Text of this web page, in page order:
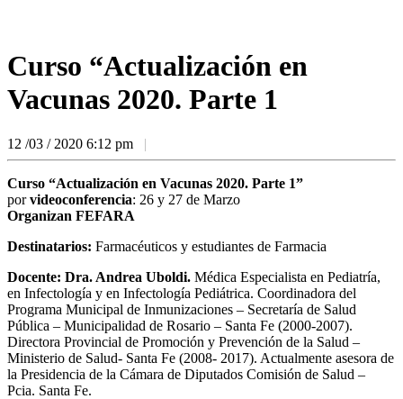
Curso “Actualización en
Vacunas 2020. Parte 1
12 /03 / 2020 6:12 pm |
Curso “Actualización en Vacunas 2020. Parte 1”
porvideoconferencia: 26 y 27 de Marzo
Organizan FEFARA
Destinatarios: Farmacéuticos y estudiantes de Farmacia
Docente: Dra. Andrea Uboldi. Médica Especialista en Pediatría,
en Infectología y en Infectología Pediátrica. Coordinadora del
Programa Municipal de Inmunizaciones – Secretaría de Salud
Pública – Municipalidad de Rosario – Santa Fe (2000-2007).
Directora Provincial de Promoción y Prevención de la Salud –
Ministerio de Salud- Santa Fe (2008- 2017). Actualmente asesora de
la Presidencia de la Cámara de Diputados Comisión de Salud –
Pcia. Santa Fe.